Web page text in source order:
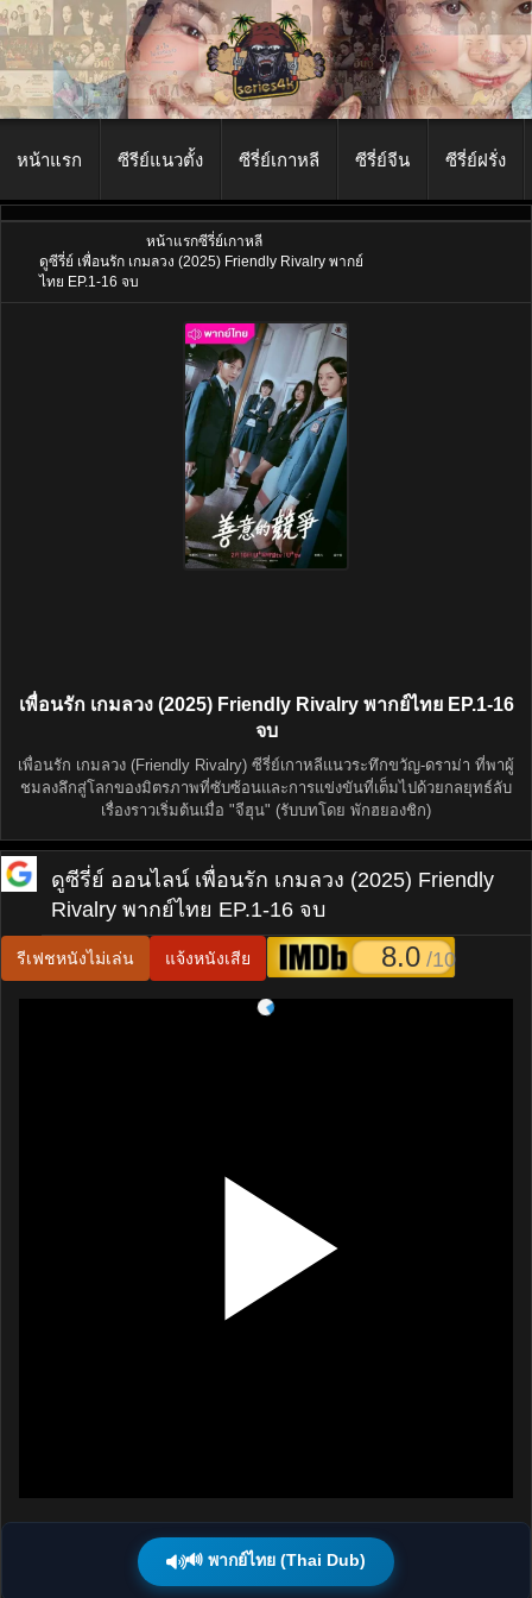
หน้าแรก ซีรีย์แนวตั้ง ซีรี่ย์เกาหลี ซีรี่ย์จีน ซีรี่ย์ฝรั่ง
หน้าแรกซีรี่ย์เกาหลี
ดูซีรี่ย์ เพื่อนรัก เกมลวง (2025) Friendly Rivalry พากย์
ไทย EP.1-16 จบ
เพื่อนรัก เกมลวง (2025) Friendly Rivalry พากย์ไทย EP.1-16
จบ
เพื่อนรัก เกมลวง (Friendly Rivalry) ซีรี่ย์เกาหลีแนวระทึกขวัญ-ดราม่า ที่พาผู้
ชมลงลึกสู่โลกของมิตรภาพที่ซับซ้อนและการแข่งขันที่เต็มไปด้วยกลยุทธ์ลับ
เรื่องราวเริ่มต้นเมื่อ "จีฮุน" (รับบทโดย พักฮยองชิก)
ดูซีรี่ย์ ออนไลน์ เพื่อนรัก เกมลวง (2025) Friendly
Rivalry พากย์ไทย EP.1-16 จบ
รีเฟชหนังไม่เล่น แจ้งหนังเสีย 8.0 /10
🔊 พากย์ไทย (Thai Dub)